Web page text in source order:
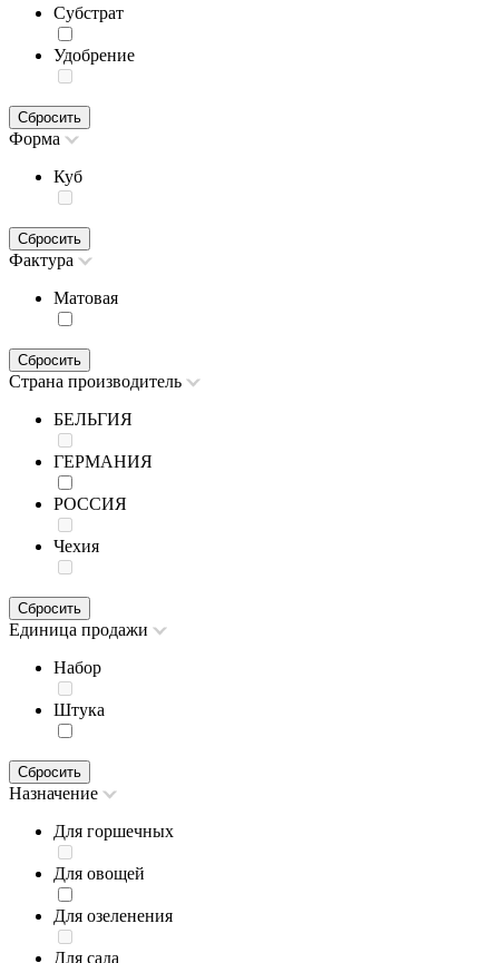
Субстрат
Удобрение
Сбросить
Форма
Куб
Сбросить
Фактура
Матовая
Сбросить
Страна производитель
БЕЛЬГИЯ
ГЕРМАНИЯ
РОССИЯ
Чехия
Сбросить
Единица продажи
Набор
Штука
Сбросить
Назначение
Для горшечных
Для овощей
Для озеленения
Для сада